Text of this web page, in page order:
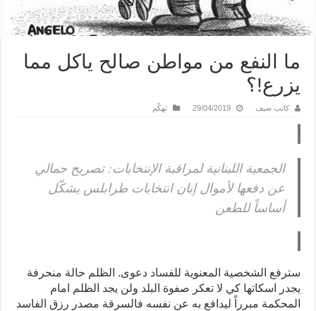
ما النفع من مواطن صالح ياكل مما
يزرع!؟
كاتب ضيف 29/04/2019 تهكّم
الجمعية اللبنانية لمراقبة الإنتخابات: تصريح جمالي
عن دفعها لأموال إبان انتخابات طرابلس يشكّل
أساساً للطعن
سترفع الشخصية المعنوية للفساد دعوى. الظلم حالة منحرفة
يجدر اسكاتها كي لا تعكر صفوة البلد ولن يجد الظلم امام
المحكمة مبرراً ليدافع به عن نفسه فالسرقة مصدر رزق الفاسد